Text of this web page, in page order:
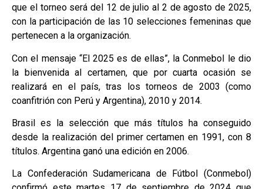
que el torneo será del 12 de julio al 2 de agosto de 2025,
con la participación de las 10 selecciones femeninas que
pertenecen a la organización.
Con el mensaje “El 2025 es de ellas”, la Conmebol le dio
la bienvenida al certamen, que por cuarta ocasión se
realizará en el país, tras los torneos de 2003 (como
coanfitrión con Perú y Argentina), 2010 y 2014.
Brasil es la selección que más títulos ha conseguido
desde la realización del primer certamen en 1991, con 8
títulos. Argentina ganó una edición en 2006.
La Confederación Sudamericana de Fútbol (Conmebol)